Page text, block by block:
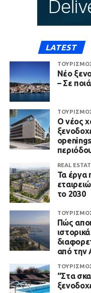
LATEST
Νέο
– Σε
Ο νέος
REAL
Τα έργα
το 2030
Πώς
από την
“Στα